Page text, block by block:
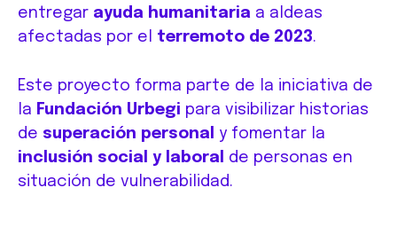
entregar ayuda humanitaria a aldeas
afectadas por el terremoto de 2023.
Este proyecto forma parte de la iniciativa de
la Fundación Urbegi para visibilizar historias
de superación personal
y fomentar la
inclusión social y laboral
de personas en
situación de vulnerabilidad.